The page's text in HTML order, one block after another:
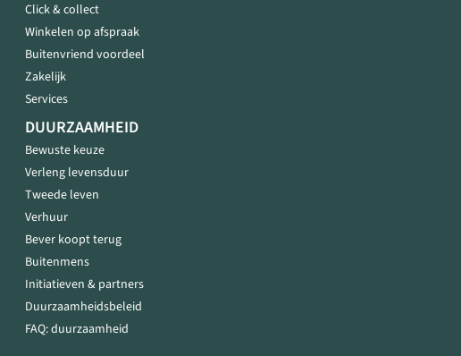
Click & collect
Winkelen op afspraak
Buitenvriend voordeel
Zakelijk
Services
DUURZAAMHEID
Bewuste keuze
Verleng levensduur
Tweede leven
Verhuur
Bever koopt terug
Buitenmens
Initiatieven & partners
Duurzaamheidsbeleid
FAQ: duurzaamheid